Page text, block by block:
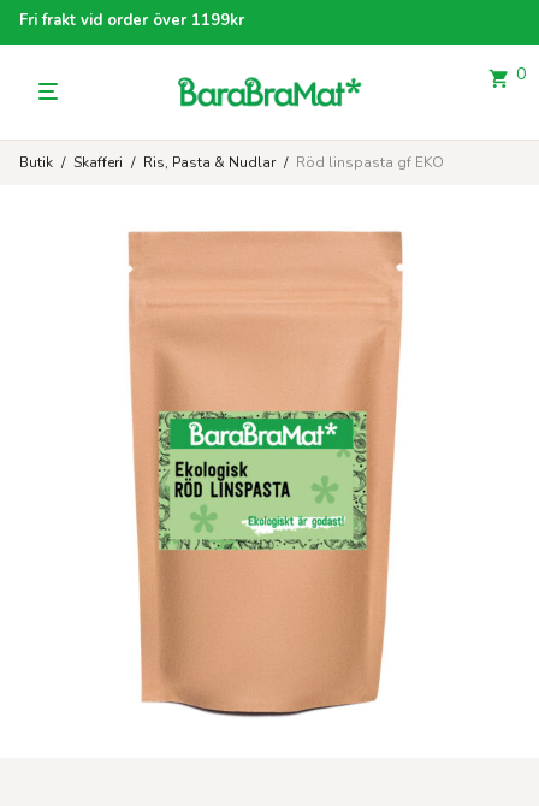
Fri frakt vid order över 1199kr
0
Butik / Skafferi / Ris, Pasta & Nudlar / Röd linspasta gf EKO